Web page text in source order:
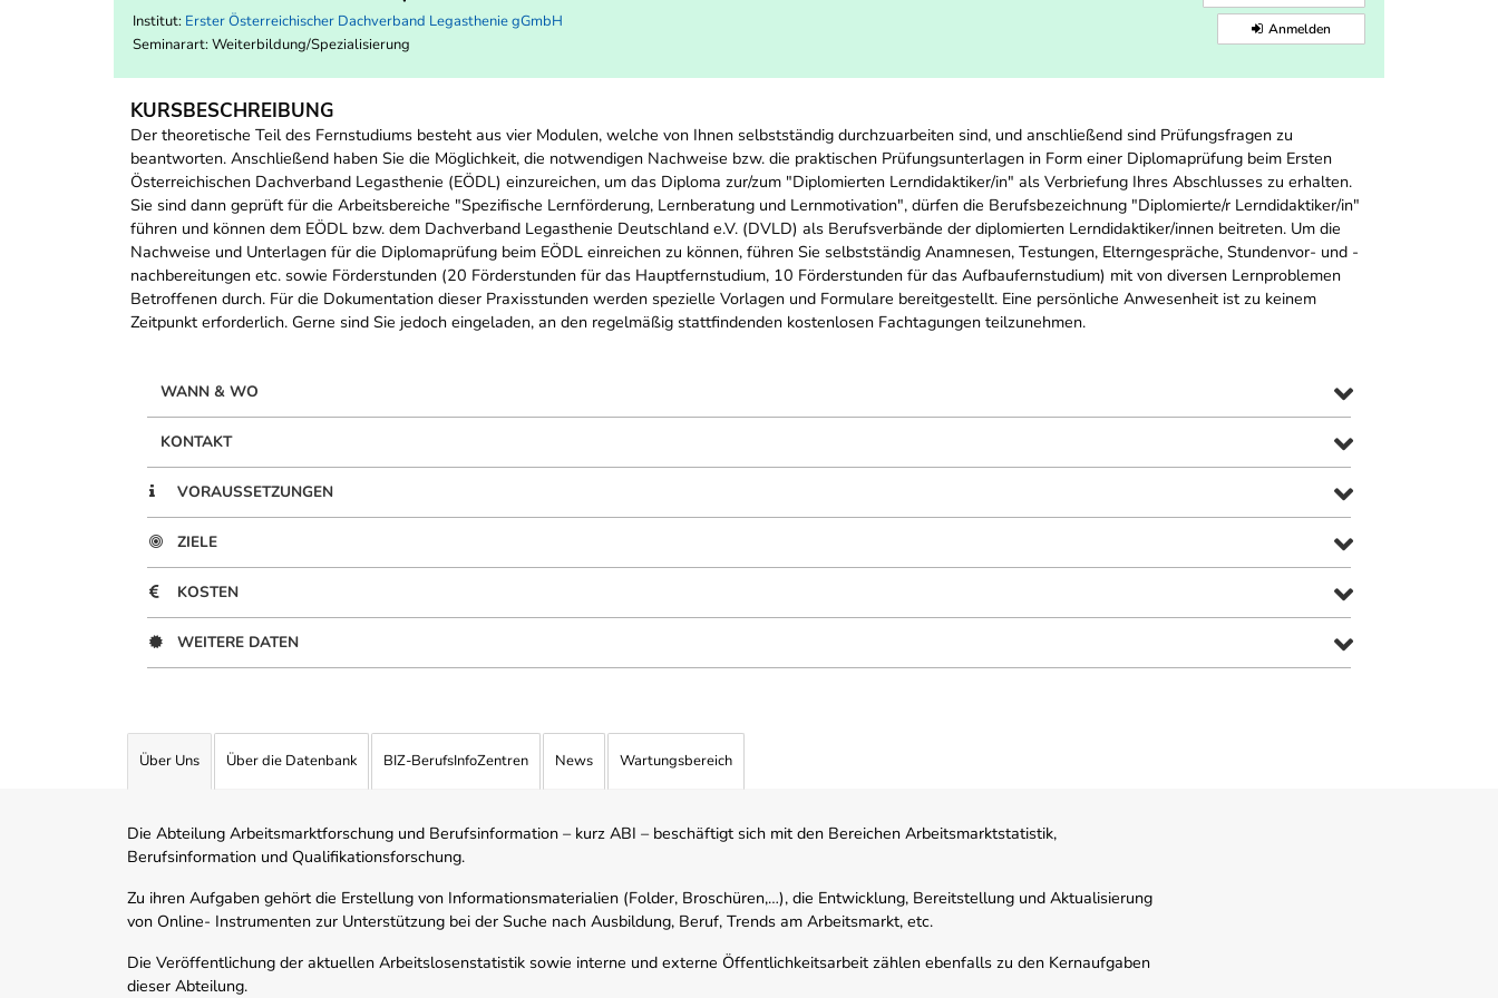
Institut: Erster Österreichischer Dachverband Legasthenie gGmbH
Seminarart: Weiterbildung/Spezialisierung
Anmelden
KURSBESCHREIBUNG
Der theoretische Teil des Fernstudiums besteht aus vier Modulen, welche von Ihnen selbstständig durchzuarbeiten sind, und anschließend sind Prüfungsfragen zu
beantworten. Anschließend haben Sie die Möglichkeit, die notwendigen Nachweise bzw. die praktischen Prüfungsunterlagen in Form einer Diplomaprüfung beim Ersten
Österreichischen Dachverband Legasthenie (EÖDL) einzureichen, um das Diploma zur/zum "Diplomierten Lerndidaktiker/in" als Verbriefung Ihres Abschlusses zu erhalten.
Sie sind dann geprüft für die Arbeitsbereiche "Spezifische Lernförderung, Lernberatung und Lernmotivation", dürfen die Berufsbezeichnung "Diplomierte/r Lerndidaktiker/in"
führen und können dem EÖDL bzw. dem Dachverband Legasthenie Deutschland e.V. (DVLD) als Berufsverbände der diplomierten Lerndidaktiker/innen beitreten. Um die
Nachweise und Unterlagen für die Diplomaprüfung beim EÖDL einreichen zu können, führen Sie selbstständig Anamnesen, Testungen, Elterngespräche, Stundenvor- und -
nachbereitungen etc. sowie Förderstunden (20 Förderstunden für das Hauptfernstudium, 10 Förderstunden für das Aufbaufernstudium) mit von diversen Lernproblemen
Betroffenen durch. Für die Dokumentation dieser Praxisstunden werden spezielle Vorlagen und Formulare bereitgestellt. Eine persönliche Anwesenheit ist zu keinem
Zeitpunkt erforderlich. Gerne sind Sie jedoch eingeladen, an den regelmäßig stattfindenden kostenlosen Fachtagungen teilzunehmen.
WANN & WO
KONTAKT
VORAUSSETZUNGEN
ZIELE
KOSTEN
WEITERE DATEN
Über Uns Über die Datenbank BIZ-BerufsInfoZentren News Wartungsbereich
Die Abteilung Arbeitsmarktforschung und Berufsinformation – kurz ABI – beschäftigt sich mit den Bereichen Arbeitsmarktstatistik,
Berufsinformation und Qualifikationsforschung.
Zu ihren Aufgaben gehört die Erstellung von Informationsmaterialien (Folder, Broschüren,…), die Entwicklung, Bereitstellung und Aktualisierung
von Online- Instrumenten zur Unterstützung bei der Suche nach Ausbildung, Beruf, Trends am Arbeitsmarkt, etc.
Die Veröffentlichung der aktuellen Arbeitslosenstatistik sowie interne und externe Öffentlichkeitsarbeit zählen ebenfalls zu den Kernaufgaben
dieser Abteilung.